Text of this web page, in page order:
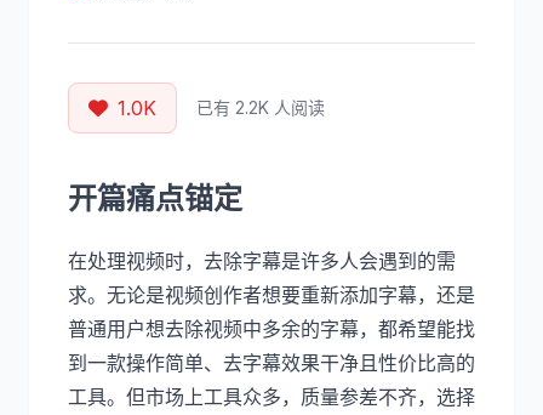
1.0K 已有 2.2K 人阅读
开篇痛点锚定
在处理视频时，去除字幕是许多人会遇到的需
求。无论是视频创作者想要重新添加字幕，还是
普通用户想去除视频中多余的字幕，都希望能找
到一款操作简单、去字幕效果干净且性价比高的
工具。但市场上工具众多，质量参差不齐，选择